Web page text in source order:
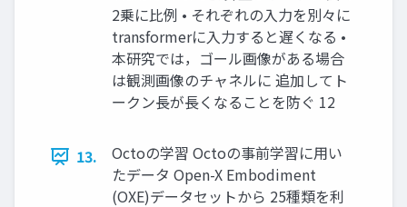
2乗に比例 • それぞれの入力を別々に
transformerに入力すると遅くなる •
本研究では，ゴール画像がある場合
は観測画像のチャネルに 追加してト
ークン長が長くなることを防ぐ 12
13.
Octoの学習 Octoの事前学習に用い
たデータ Open-X Embodiment
(OXE)データセットから 25種類を利